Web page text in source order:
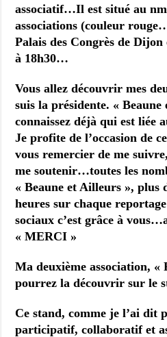
associatif…Il est situé au
associations (couleur
Palais des Congrès de
à 18h30…
Vous allez découvrir mes
suis la présidente. «
connaissez déjà qui est liée
Je profite de l’occasion de
vous remercier de me
me soutenir…toutes les
« Beaune et Ailleurs », plus
heures sur chaque
sociaux c’est grâce à
« MERCI »
Ma deuxième association, «
pourrez la découvrir sur le
Ce stand, comme je l’ai dit
participatif, collaboratif et